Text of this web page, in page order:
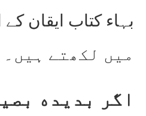
میں لکھتے ہیں۔
اگر بدیده